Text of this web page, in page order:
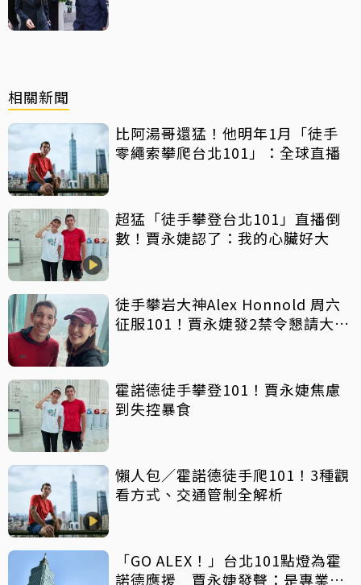
相關新聞
比阿湯哥還猛！他明年1月「徒手
零繩索攀爬台北101」：全球直播
超猛「徒手攀登台北101」直播倒
數！賈永婕認了：我的心臟好大
徒手攀岩大神Alex Honnold 周六
征服101！賈永婕發2禁令懇請大眾
霍諾德徒手攀登101！賈永婕焦慮
到失控暴食
懶人包／霍諾德徒手爬101！3種觀
看方式、交通管制全解析
「GO ALEX！」台北101點燈為霍
諾德應援 賈永婕發聲：是專業而